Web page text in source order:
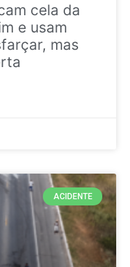
cela da
e usam
mas
ACIDENTE